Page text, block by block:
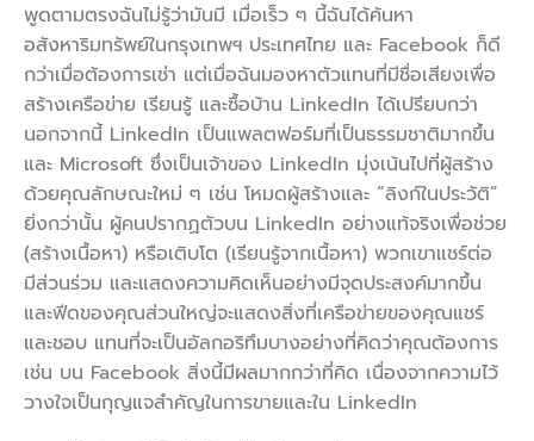
พูดตามตรงฉันไม่รู้ว่ามันมี เมื่อเร็ว ๆ นี้ฉันได้ค้นหา
อสังหาริมทรัพย์ในกรุงเทพฯ ประเทศไทย และ Facebook ก็ดี
กว่าเมื่อต้องการเช่า แต่เมื่อฉันมองหาตัวแทนที่มีชื่อเสียงเพื่อ
สร้างเครือข่าย เรียนรู้ และซื้อบ้าน LinkedIn ได้เปรียบกว่า
นอกจากนี้ LinkedIn เป็นแพลตฟอร์มที่เป็นธรรมชาติมากขึ้น
และ Microsoft ซึ่งเป็นเจ้าของ LinkedIn มุ่งเน้นไปที่ผู้สร้าง
ด้วยคุณลักษณะใหม่ ๆ เช่น โหมดผู้สร้างและ “ลิงก์ในประวัติ”
ยิ่งกว่านั้น ผู้คนปรากฏตัวบน LinkedIn อย่างแท้จริงเพื่อช่วย
(สร้างเนื้อหา) หรือเติบโต (เรียนรู้จากเนื้อหา) พวกเขาแชร์ต่อ
มีส่วนร่วม และแสดงความคิดเห็นอย่างมีจุดประสงค์มากขึ้น
และฟีดของคุณส่วนใหญ่จะแสดงสิ่งที่เครือข่ายของคุณแชร์
และชอบ แทนที่จะเป็นอัลกอริทึมบางอย่างที่คิดว่าคุณต้องการ
เช่น บน Facebook สิ่งนี้มีผลมากกว่าที่คิด เนื่องจากความไว้
วางใจเป็นกุญแจสำคัญในการขายและใน LinkedIn